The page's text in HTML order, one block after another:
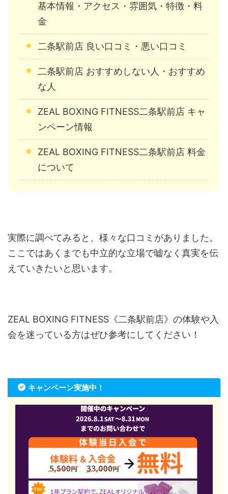
基本情報・アクセス・雰囲気・特徴・料
金
二条駅前店 良い口コミ・悪い口コミ
二条駅前店 おすすめしない人・おすすめ
な人
ZEAL BOXING FITNESS二条駅前店 キャ
ンペーン情報
ZEAL BOXING FITNESS二条駅前店 料金
について
実際に調べてみると、様々な口コミがありました。
ここではあくまでも中立的な立場で嘘なく真実を伝
えていきたいと思います。
ZEAL BOXING FITNESS《二条駅前店》の体験や入
会を迷っている方はぜひ参考にしてください！
キャンペーン実施中！